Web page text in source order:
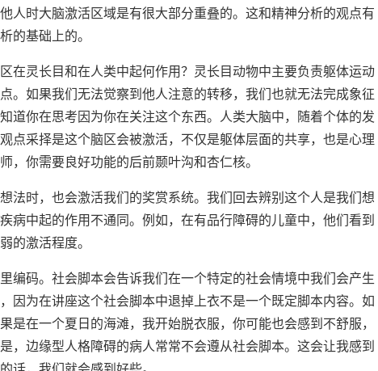
人时大脑激活区域是有很大部分重叠的。这和精神分析的观点有
的基础上的。
在灵长目和在人类中起何作用？灵长目动物中主要负责躯体运动
。如果我们无法觉察到他人注意的转移，我们也就无法完成象征
道你在思考因为你在关注这个东西。人类大脑中，随着个体的发
点采择是这个脑区会被激活，不仅是躯体层面的共享，也是心理
，你需要良好功能的后前颞叶沟和杏仁核。
法时，也会激活我们的奖赏系统。我们回去辨别这个人是我们想
病中起的作用不通同。例如，在有品行障碍的儿童中，他们看到
的激活程度。
编码。社会脚本会告诉我们在一个特定的社会情境中我们会产生
因为在讲座这个社会脚本中退掉上衣不是一个既定脚本内容。如
是在一个夏日的海滩，我开始脱衣服，你可能也会感到不舒服，
，边缘型人格障碍的病人常常不会遵从社会脚本。这会让我感到